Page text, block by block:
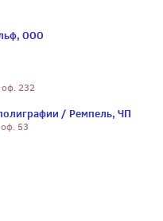
ООО
232
/ Ремпель, ЧП
53